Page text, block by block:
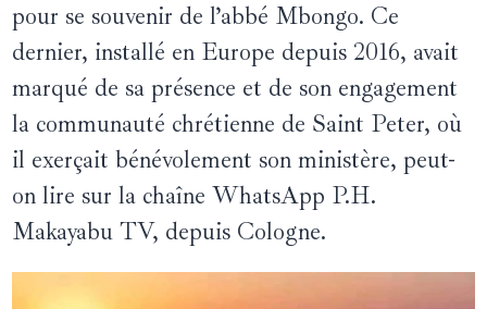
pour se souvenir de l’abbé Mbongo. Ce
dernier, installé en Europe depuis 2016, avait
marqué de sa présence et de son engagement
la communauté chrétienne de Saint Peter, où
il exerçait bénévolement son ministère, peut-
on lire sur la chaîne WhatsApp P.H.
Makayabu TV, depuis Cologne.